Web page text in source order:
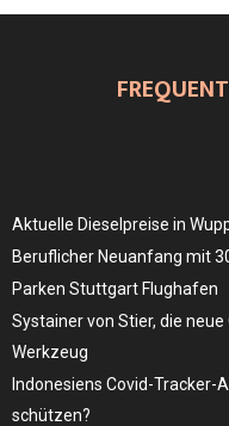
Aktuelle Dieselpreise in
Beruflicher Neuanfang mit
Parken Stuttgart Flughafen
Systainer von Stier, die
Werkzeug
Indonesiens Covid-Tracker-
schützen?